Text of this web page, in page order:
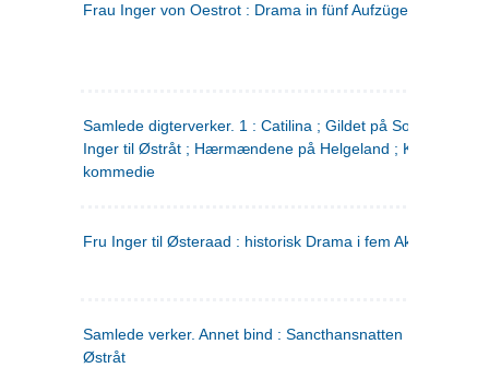
Frau Inger von Oestrot : Drama in fünf Aufzügen
Samlede digterverker. 1 : Catilina ; Gildet på Solhaug ; Fru
Inger til Østråt ; Hærmændene på Helgeland ;
kommedie
Fru Inger til Østeraad : historisk Drama i fem Akter
Samlede verker. Annet bind : Sancthansnatten ; Fru Inger
Østråt